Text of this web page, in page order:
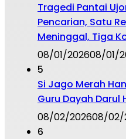
Tragedi Pantai
Pencarian, Satu
Meninggal, Tiga
08/01/202608/01/
5
Si Jago Merah
Guru Dayah Darul
08/02/202608/02/
6